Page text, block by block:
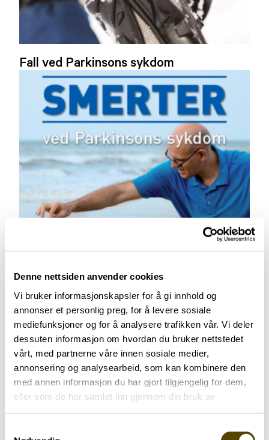
Denne nettsiden anvender cookies
Vi bruker informasjonskapsler for å gi innhold og
annonser et personlig preg, for å levere sosiale
mediefunksjoner og for å analysere trafikken vår. Vi deler
dessuten informasjon om hvordan du bruker nettstedet
vårt, med partnerne våre innen sosiale medier,
annonsering og analysearbeid, som kan kombinere den
med annen informasjon du har gjort tilgjengelig for dem,
eller som de har samlet inn gjennom din bruk av
Fall ved Parkinsons sykdom